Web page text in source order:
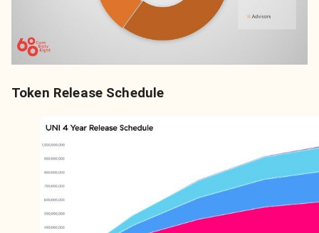
Token Release Schedule